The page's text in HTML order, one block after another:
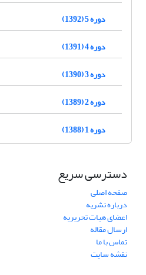
دوره 5 (1392)
دوره 4 (1391)
دوره 3 (1390)
دوره 2 (1389)
دوره 1 (1388)
دسترسی سریع
صفحه اصلی
درباره نشریه
اعضای هیات تحریریه
ارسال مقاله
تماس با ما
نقشه سایت